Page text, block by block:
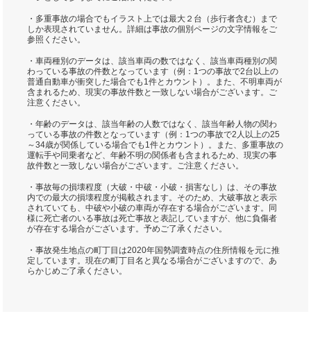
・多重事故の場合でもイラスト上では最大２台（歩行者含む）まで
しか表現されていません。詳細は事故の個別ページの文字情報をご
参照ください。
・車両種別のデータは、該当車両の数ではなく、該当車両種別の関
わっている事故の件数となっています（例：1つの事故で2台以上の
普通自動車が衝突した場合でも1件とカウント）。また、不明車両が
含まれるため、現実の事故件数と一致しない場合がございます。ご
注意ください。
・年齢のデータは、該当年齢の人数ではなく、該当年齢人物の関わ
っている事故の件数となっています（例：1つの事故で2人以上の25
～34歳が関係している場合でも1件とカウント）。また、多重事故の
運転手や同乗者など、年齢不明の関係者も含まれるため、現実の事
故件数と一致しない場合がございます。ご注意ください。
・事故毎の損壊程度（大破・中破・小破・損害なし）は、その事故
内での最大の損壊程度が掲載されます。そのため、大破事故と表示
されていても、中破や小破の車両が存在する場合がございます。同
様に死亡者のいる事故は死亡事故と表記していますが、他に負傷者
が存在する場合がございます。予めご了承ください。
・事故発生地点の町丁目は2020年国勢調査時点の住所情報を元に推
定しています。現在の町丁目名と異なる場合がございますので、あ
らかじめご了承ください。